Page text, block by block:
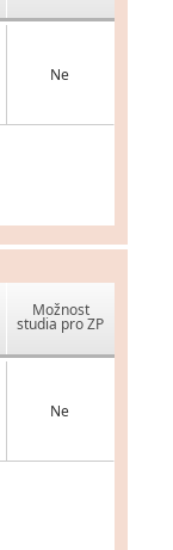
Ne
Možnost
studia pro ZP
Ne